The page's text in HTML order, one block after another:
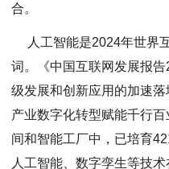
合。
人工智能是2024年世界
词。《中国互联网发展报
级发展和创新应用的加速落
产业数字化转型赋能千行
间和智能工厂中，已培育
人工智能、数字孪生等技